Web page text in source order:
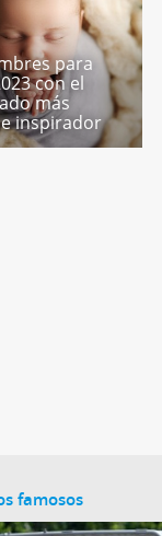
para
con el
más
inspirador
famosos